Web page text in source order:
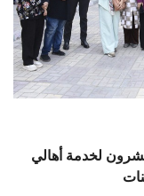
لخدمة أهالي